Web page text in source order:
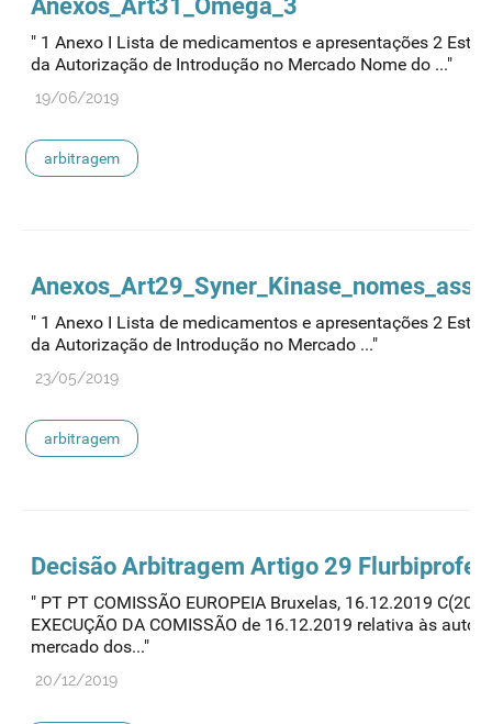
Anexos_Art31_Omega_3
" 1 Anexo I Lista de medicamentos e apresentações 2
da Autorização de Introdução no Mercado Nome do ..."
19/06/2019
arbitragem
" 1 Anexo I Lista de medicamentos e apresentações 2
da Autorização de Introdução no Mercado ..."
23/05/2019
arbitragem
Decisão Arbitragem Artigo 29
" PT PT COMISSÃO EUROPEIA Bruxelas, 16.12.2019
EXECUÇÃO DA COMISSÃO de 16.12.2019 relativa às
mercado dos..."
20/12/2019